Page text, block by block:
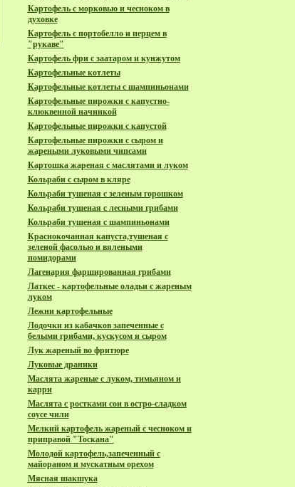
Картофель с морковью и чесноком в
духовке
Картофель с портобелло и перцем в
"рукаве"
Картофель фри с заатаром и кунжутом
Картофельные котлеты
Картофельные котлеты с шампиньонами
Картофельные пирожки с капустно-
клюквенной начинкой
Картофельные пирожки с капустой
Картофельные пирожки с сыром и
жареными луковыми чипсами
Картошка жареная с маслятами и луком
Кольраби с сыром в кляре
Кольраби тушеная с зеленым горошком
Кольраби тушеная с лесными грибами
Кольраби тушеная с шампиньонами
Краснокочанная капуста,тушеная с
зеленой фасолью и вялеными
помидорами
Лагенария фаршированная грибами
Латкес - картофельные оладьи с жареным
луком
Лежни картофельные
Лодочки из кабачков запеченные с
белыми грибами, кускусом и сыром
Лук жареный во фритюре
Луковые драники
Маслята жареные с луком, тимьяном и
карри
Маслята с ростками сои в остро-сладком
соусе чили
Мелкий картофель жареный с чесноком и
приправой "Тоскана"
Молодой картофель,запеченный с
майораном и мускатным орехом
Мясная шакшука